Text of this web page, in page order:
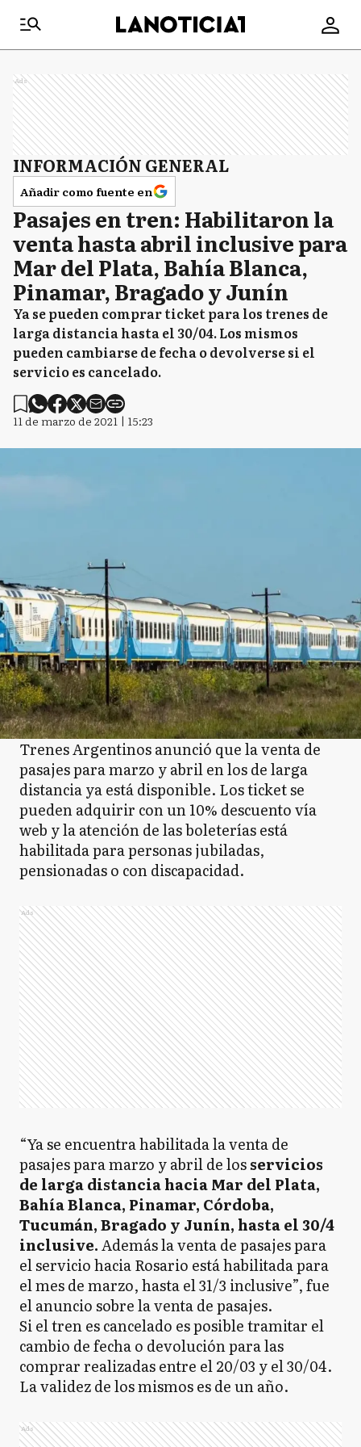
Ads
INFORMACIÓN GENERAL
Añadir como fuente en
Pasajes en tren: Habilitaron la
venta hasta abril inclusive para
Mar del Plata, Bahía Blanca,
Pinamar, Bragado y Junín
Ya se pueden comprar ticket para los trenes de
larga distancia hasta el 30/04. Los mismos
pueden cambiarse de fecha o devolverse si el
servicio es cancelado.
11 de marzo de 2021 | 15:23
Trenes Argentinos anunció que la venta de
pasajes para marzo y abril en los de larga
distancia ya está disponible. Los ticket se
pueden adquirir con un 10% descuento vía
web y la atención de las boleterías está
habilitada para personas jubiladas,
pensionadas o con discapacidad.
Ads
“Ya se encuentra habilitada la venta de
pasajes para marzo y abril de losservicios
de larga distancia hacia Mar del Plata,
Bahía Blanca, Pinamar, Córdoba,
Tucumán, Bragado y Junín, hasta el 30/4
inclusive.Además la venta de pasajes para
el servicio hacia Rosario está habilitada para
el mes de marzo, hasta el 31/3 inclusive”, fue
el anuncio sobre la venta de pasajes.
Si el tren es cancelado es posible tramitar el
cambio de fecha o devolución para las
comprar realizadas entre el 20/03 y el 30/04.
La validez de los mismos es de un año.
Ads